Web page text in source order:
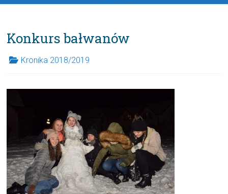
Konkurs bałwanów
Kronika 2018/2019